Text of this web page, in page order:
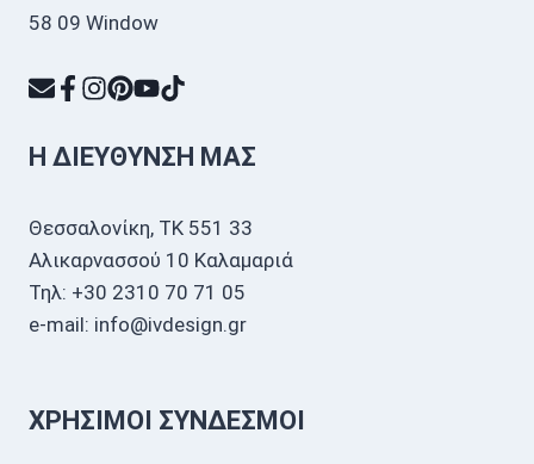
Η ΔΙΕΎΘΥΝΣΗ ΜΑΣ
Θεσσαλονίκη, ΤΚ 551 33
Αλικαρνασσού 10 Καλαμαριά
Τηλ: +30 2310 70 71 05
e-mail: info@ivdesign.gr
ΧΡΉΣΙΜΟΙ ΣΎΝΔΕΣΜΟΙ